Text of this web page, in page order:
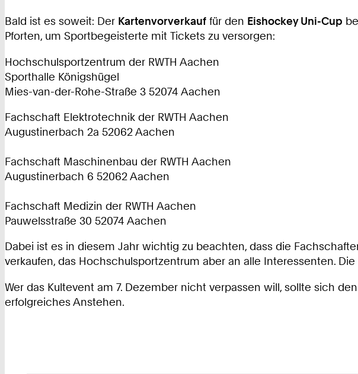
Bald ist es soweit: Der Kartenvorverkauf für den Eishockey Uni-Cup
Pforten, um Sportbegeisterte mit Tickets zu versorgen:
Hochschulsportzentrum der RWTH Aachen
Sporthalle Königshügel
Mies-van-der-Rohe-Straße 3 52074 Aachen
Fachschaft Elektrotechnik der RWTH Aachen
Augustinerbach 2a 52062 Aachen
Fachschaft Maschinenbau der RWTH Aachen
Augustinerbach 6 52062 Aachen
Fachschaft Medizin der RWTH Aachen
Pauwelsstraße 30 52074 Aachen
Dabei ist es in diesem Jahr wichtig zu beachten, dass die
verkaufen, das Hochschulsportzentrum aber an alle Interessenten.
Wer das Kultevent am 7. Dezember nicht verpassen will, sollte sich
erfolgreiches Anstehen.